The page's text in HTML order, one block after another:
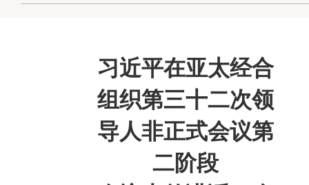
习近平在亚太经合
组织第三十二次领
导人非正式会议第
二阶段